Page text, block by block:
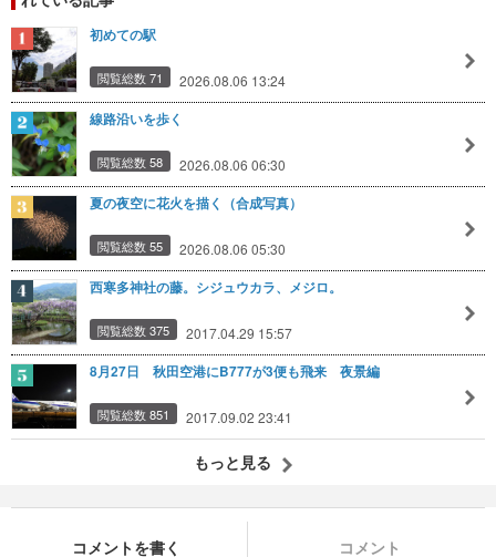
初めての駅
閲覧総数 71 2026.08.06 13:24
線路沿いを歩く
閲覧総数 58 2026.08.06 06:30
夏の夜空に花火を描く（合成写真）
閲覧総数 55 2026.08.06 05:30
西寒多神社の藤。シジュウカラ、メジロ。
閲覧総数 375 2017.04.29 15:57
8月27日 秋田空港にB777が3便も飛来 夜景編
閲覧総数 851 2017.09.02 23:41
もっと見る
コメントを書く コメント